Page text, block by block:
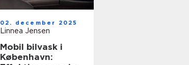
02. december 2025
Linnea Jensen
Mobil bilvask i
København: